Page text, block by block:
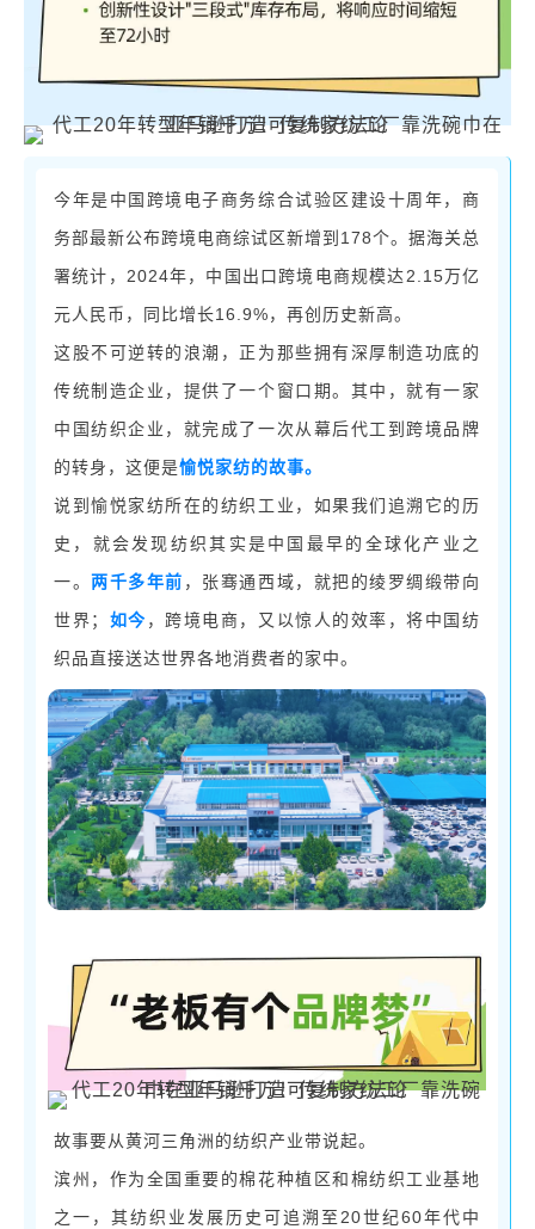
今年是中国跨境电子商务综合试验区建设十周年，商
务部最新公布跨境电商综试区新增到 178个。 据海关总
署统计， 2024年，中国出口跨境电商规模达2.15万亿
元人民币，同比增长16.9%，再创历史新高。
这股不可逆转的浪潮，正为那些拥有深厚制造功底的
传统制造企业，提供了一个 窗口期。 其中，就有一家
中国纺织企业， 就完成了一次从幕后代工到跨境品牌
的转身，这便是愉悦家纺的故事。
说到愉悦家纺所在的纺织工业， 如果我们追溯它的历
史，就会发现 纺织其实 是中国最早的全球化产业之
一。 两千多年前 ，张骞通西域， 就把 的绫罗绸缎带向
世界； 如今 ， 跨境电商，又 以惊人的效率，将中国纺
织品直接送达世界各地消费者的家中。
故事要从黄河三角洲的纺织产业带说起。
滨州，作为全国重要的棉花种植区和棉纺织工业基地
之一，其纺织业发展历史可追溯至 20世纪60年代中